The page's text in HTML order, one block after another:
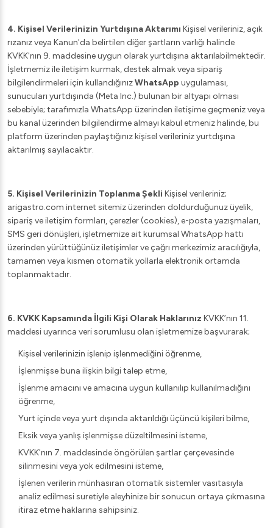
4. Kişisel Verilerinizin Yurtdışına Aktarımı Kişisel verileriniz, açık
rızanız veya Kanun'da belirtilen diğer şartların varlığı halinde
KVKK'nın 9. maddesine uygun olarak yurtdışına aktarılabilmektedir.
İşletmemiz ile iletişim kurmak, destek almak veya sipariş
bilgilendirmeleri için kullandığınızWhatsApp uygulaması,
sunucuları yurtdışında (Meta Inc.) bulunan bir altyapı olması
sebebiyle; tarafımızla WhatsApp üzerinden iletişime geçmeniz veya
bu kanal üzerinden bilgilendirme almayı kabul etmeniz halinde, bu
platform üzerinden paylaştığınız kişisel verileriniz yurtdışına
aktarılmış sayılacaktır.
5. Kişisel Verilerinizin Toplanma Şekli Kişisel verileriniz;
arigastro.com internet sitemiz üzerinden doldurduğunuz üyelik,
sipariş ve iletişim formları, çerezler (cookies), e-posta yazışmaları,
SMS geri dönüşleri, işletmemize ait kurumsal WhatsApp hattı
üzerinden yürüttüğünüz iletişimler ve çağrı merkezimiz aracılığıyla,
tamamen veya kısmen otomatik yollarla elektronik ortamda
toplanmaktadır.
6. KVKK Kapsamında İlgili Kişi Olarak Haklarınız KVKK’nın 11.
maddesi uyarınca veri sorumlusu olan işletmemize başvurarak;
Kişisel verilerinizin işlenip işlenmediğini öğrenme,
İşlenmişse buna ilişkin bilgi talep etme,
İşlenme amacını ve amacına uygun kullanılıp kullanılmadığını
öğrenme,
Yurt içinde veya yurt dışında aktarıldığı üçüncü kişileri bilme,
Eksik veya yanlış işlenmişse düzeltilmesini isteme,
KVKK'nın 7. maddesinde öngörülen şartlar çerçevesinde
silinmesini veya yok edilmesini isteme,
İşlenen verilerin münhasıran otomatik sistemler vasıtasıyla
analiz edilmesi suretiyle aleyhinize bir sonucun ortaya çıkmasına
itiraz etme haklarına sahipsiniz.